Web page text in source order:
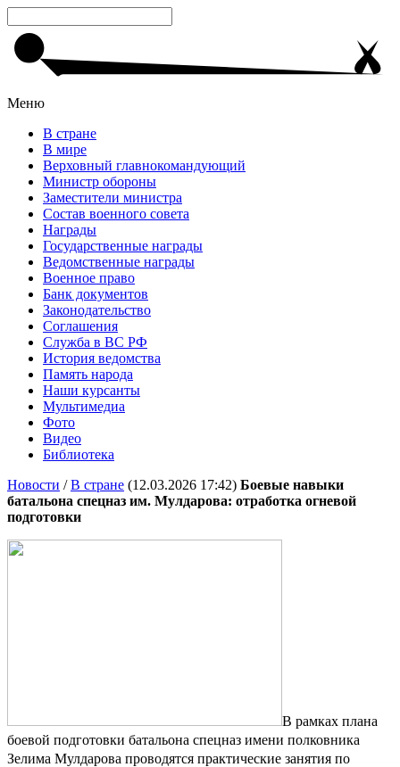
Меню
В стране
В мире
Верховный главнокомандующий
Министр обороны
Заместители министра
Состав военного совета
Награды
Государственные награды
Ведомственные награды
Военное право
Банк документов
Законодательство
Соглашения
Служба в ВС РФ
История ведомства
Память народа
Наши курсанты
Мультимедиа
Фото
Видео
Библиотека
Новости /В стране (12.03.2026 17:42) Боевые навыки
батальона спецназ им. Мулдарова: отработка огневой
подготовки
В рамках плана
боевой подготовки батальона спецназ имени полковника
Зелима Мулдарова проводятся практические занятия по